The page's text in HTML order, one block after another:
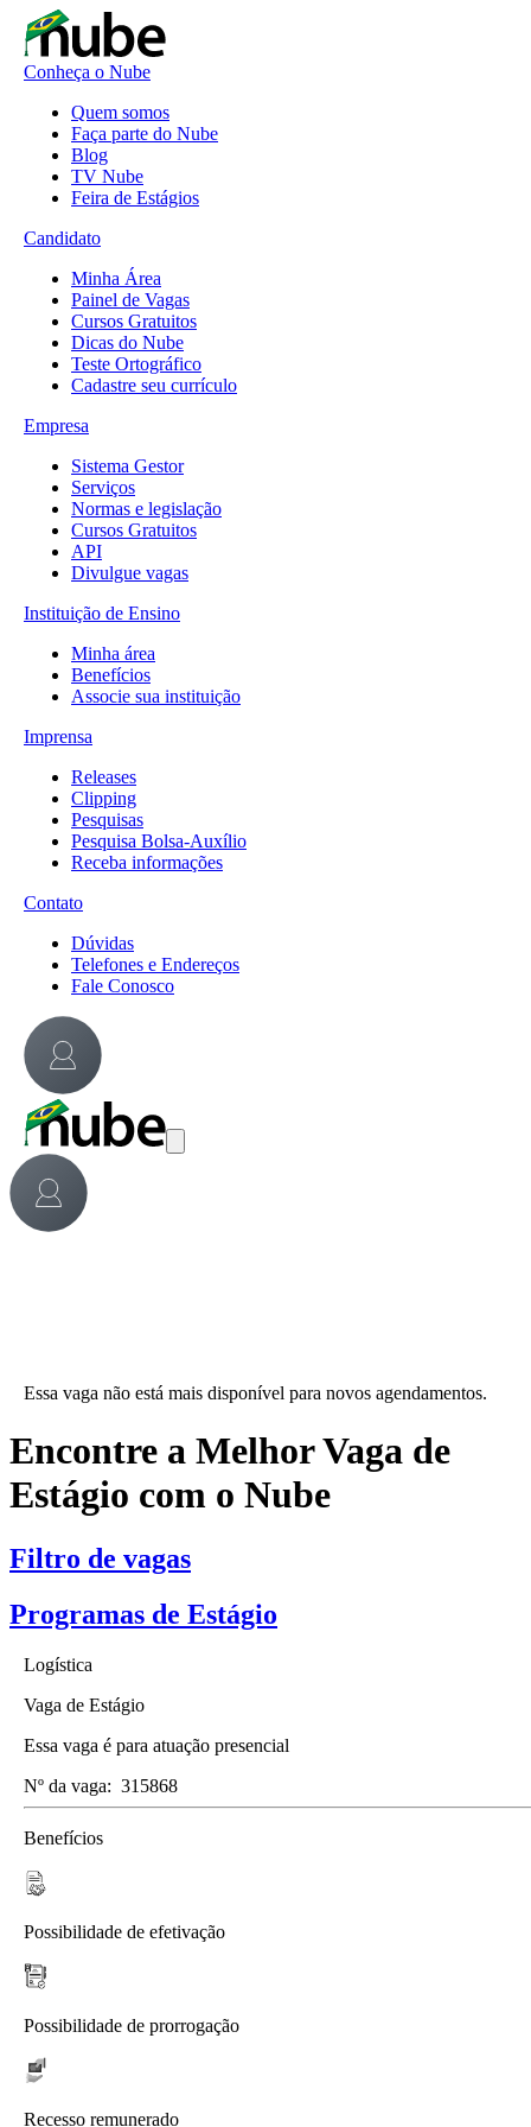
Conheça o Nube
Quem somos
Faça parte do Nube
Blog
TV Nube
Feira de Estágios
Candidato
Minha Área
Painel de Vagas
Cursos Gratuitos
Dicas do Nube
Teste Ortográfico
Cadastre seu currículo
Empresa
Sistema Gestor
Serviços
Normas e legislação
Cursos Gratuitos
API
Divulgue vagas
Instituição de Ensino
Minha área
Benefícios
Associe sua instituição
Imprensa
Releases
Clipping
Pesquisas
Pesquisa Bolsa-Auxílio
Receba informações
Contato
Dúvidas
Telefones e Endereços
Fale Conosco
Essa vaga não está mais disponível para novos agendamentos.
Encontre a Melhor Vaga de
Estágio com o Nube
Filtro de vagas
Programas de Estágio
Logística
Vaga de Estágio
Essa vaga é para atuação presencial
Nº da vaga: 315868
Benefícios
Possibilidade de efetivação
Possibilidade de prorrogação
Recesso remunerado